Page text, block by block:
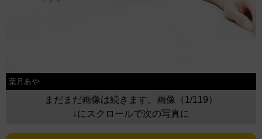
葉月あや
まだまだ画像は続きます。画像（1/119）
↓にスクロールで次の写真に